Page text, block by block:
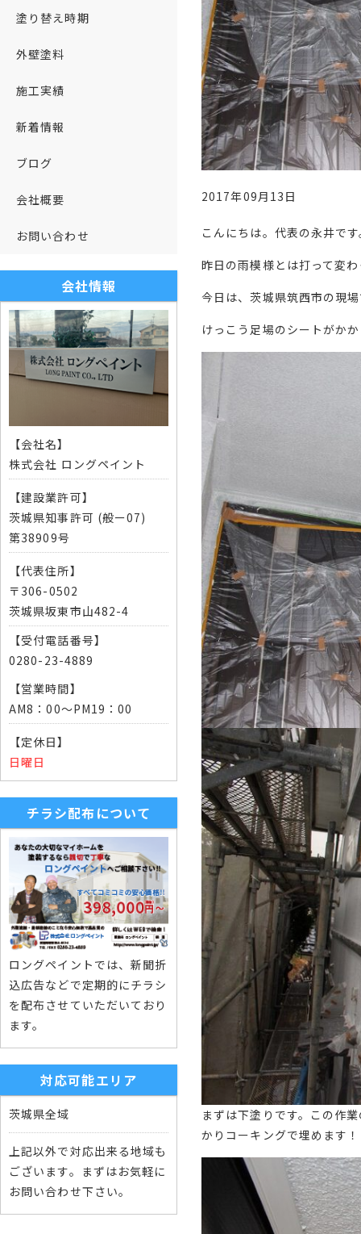
2017年09月13日
こんにちは。代表の永井で
昨日の雨模様とは打って変
今日は、茨城県筑西市の現
けっこう足場のシートがか
まずは下塗りです。この作
かりコーキングで埋めます！
塗り替え時期
外壁塗料
施工実績
新着情報
ブログ
会社概要
お問い合わせ
会社情報
【会社名】
株式会社 ロングペイント
【建設業許可】
茨城県知事許可 (般ー07)
第38909号
【代表住所】
〒306-0502
茨城県坂東市山482-4
【受付電話番号】
0280-23-4889
【営業時間】
AM8：00～PM19：00
【定休日】
日曜日
チラシ配布について
ロングペイントでは、新聞折
込広告などで定期的にチラシ
を配布させていただいており
ます。
対応可能エリア
茨城県全域
上記以外で対応出来る地域も
ございます。まずはお気軽に
お問い合わせ下さい。